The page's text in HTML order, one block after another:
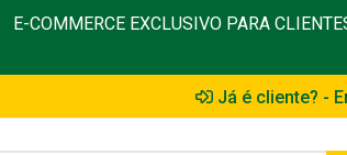
E-COMMERCE EXCLUSIVO PARA
Já é cliente? -